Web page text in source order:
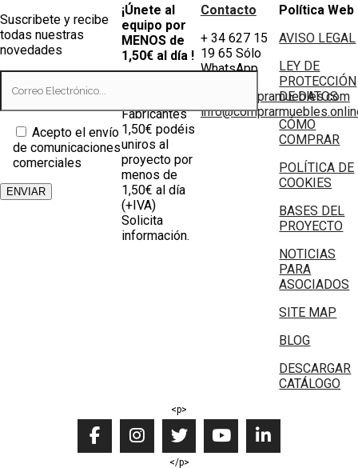
Suscribete y recibe
todas nuestras
novedades
Acepto el envío
de comunicaciones
comerciales
¡Únete al
equipo por
MENOS de
1,50€ al día !
Fabricantes
1,50€ podéis
uniros al
proyecto por
menos de
1,50€ al día
(+IVA)
Solicita
información.
Contacto
+ 34 627 15
19 65 Sólo
WhatsApp
info@compramuebles.com
Política Web
AVISO LEGAL
LEY DE
PROTECCIÓN
DE DATOS
CÓMO
COMPRAR
POLÍTICA DE
COOKIES
BASES DEL
PROYECTO
NOTICIAS
PARA
ASOCIADOS
SITE MAP
BLOG
DESCARGAR
CATÁLOGO
<p>
</p>